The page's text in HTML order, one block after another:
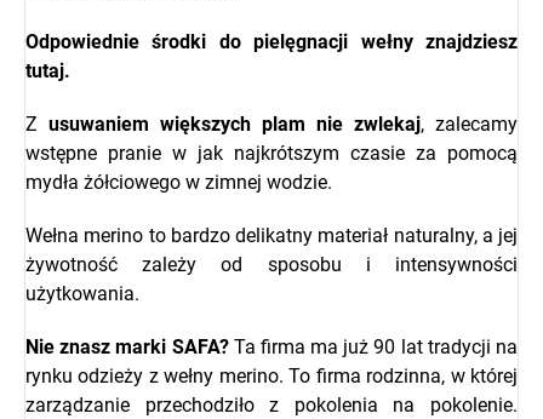
Odpowiednie środki do pielęgnacji wełny znajdziesz
tutaj.
Z usuwaniem większych plam nie zwlekaj, zalecamy
wstępne pranie w jak najkrótszym czasie za pomocą
mydła żółciowego w zimnej wodzie.
Wełna merino to bardzo delikatny materiał naturalny, a jej
żywotność zależy od sposobu i intensywności
użytkowania.
Nie znasz marki SAFA? Ta firma ma już 90 lat tradycji na
rynku odzieży z wełny merino. To firma rodzinna, w której
zarządzanie przechodziło z pokolenia na pokolenie.